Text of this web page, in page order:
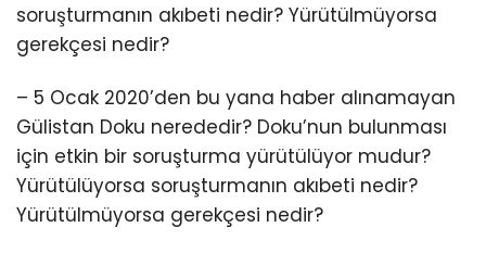
soruşturmanın akıbeti nedir? Yürütülmüyorsa
gerekçesi nedir?
– 5 Ocak 2020’den bu yana haber alınamayan
Gülistan Doku nerededir? Doku’nun bulunması
için etkin bir soruşturma yürütülüyor mudur?
Yürütülüyorsa soruşturmanın akıbeti nedir?
Yürütülmüyorsa gerekçesi nedir?